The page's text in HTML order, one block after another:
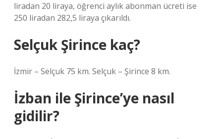
liradan 20 liraya, öğrenci aylık abonman ücreti ise
250 liradan 282,5 liraya çıkarıldı.
Selçuk Şirince kaç?
İzmir – Selçuk 75 km. Selçuk – Şirince 8 km.
İzban ile Şirince’ye nasıl
gidilir?